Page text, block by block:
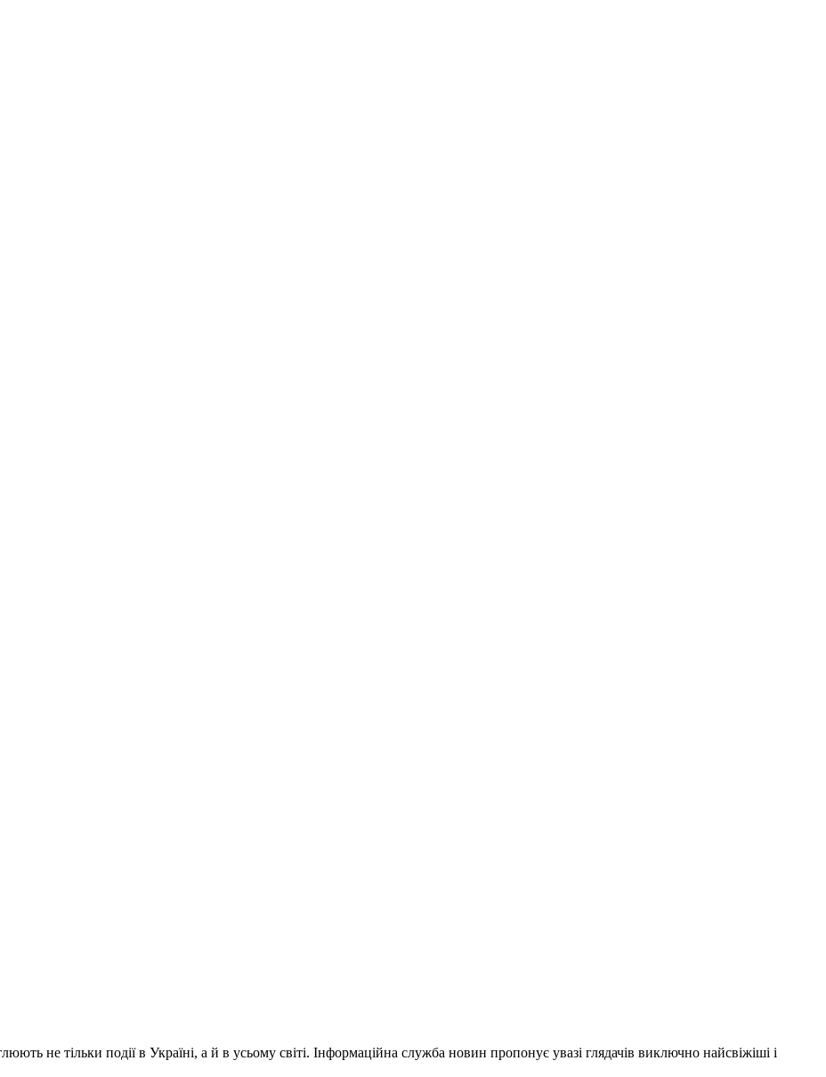
не тільки події в Україні, а й в усьому світі. Інформаційна служба новин пропонує увазі глядачів виключно найсвіжіші і